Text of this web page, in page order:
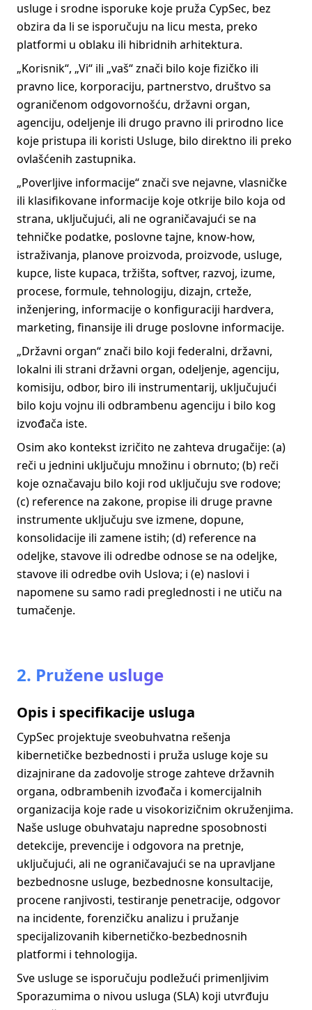
usluge i srodne isporuke koje pruža CypSec, bez
obzira da li se isporučuju na licu mesta, preko
platformi u oblaku ili hibridnih arhitektura.
„Korisnik“, „Vi“ ili „vaš“ znači bilo koje fizičko ili
pravno lice, korporaciju, partnerstvo, društvo sa
ograničenom odgovornošću, državni organ,
agenciju, odeljenje ili drugo pravno ili prirodno lice
koje pristupa ili koristi Usluge, bilo direktno ili preko
ovlašćenih zastupnika.
„Poverljive informacije“ znači sve nejavne, vlasničke
ili klasifikovane informacije koje otkrije bilo koja od
strana, uključujući, ali ne ograničavajući se na
tehničke podatke, poslovne tajne, know-how,
istraživanja, planove proizvoda, proizvode, usluge,
kupce, liste kupaca, tržišta, softver, razvoj, izume,
procese, formule, tehnologiju, dizajn, crteže,
inženjering, informacije o konfiguraciji hardvera,
marketing, finansije ili druge poslovne informacije.
„Državni organ“ znači bilo koji federalni, državni,
lokalni ili strani državni organ, odeljenje, agenciju,
komisiju, odbor, biro ili instrumentarij, uključujući
bilo koju vojnu ili odbrambenu agenciju i bilo kog
izvođača iste.
Osim ako kontekst izričito ne zahteva drugačije: (a)
reči u jednini uključuju množinu i obrnuto; (b) reči
koje označavaju bilo koji rod uključuju sve rodove;
(c) reference na zakone, propise ili druge pravne
instrumente uključuju sve izmene, dopune,
konsolidacije ili zamene istih; (d) reference na
odeljke, stavove ili odredbe odnose se na odeljke,
stavove ili odredbe ovih Uslova; i (e) naslovi i
napomene su samo radi preglednosti i ne utiču na
tumačenje.
2. Pružene usluge
Opis i specifikacije usluga
CypSec projektuje sveobuhvatna rešenja
kibernetičke bezbednosti i pruža usluge koje su
dizajnirane da zadovolje stroge zahteve državnih
organa, odbrambenih izvođača i komercijalnih
organizacija koje rade u visokorizičnim okruženjima.
Naše usluge obuhvataju napredne sposobnosti
detekcije, prevencije i odgovora na pretnje,
uključujući, ali ne ograničavajući se na upravljane
bezbednosne usluge, bezbednosne konsultacije,
procene ranjivosti, testiranje penetracije, odgovor
na incidente, forenzičku analizu i pružanje
specijalizovanih kibernetičko-bezbednosnih
platformi i tehnologija.
Sve usluge se isporučuju podležući primenljivim
Sporazumima o nivou usluga (SLA) koji utvrđuju